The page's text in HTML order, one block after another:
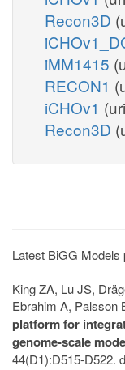
Recon3D
iMM1415
RECON1
iCHOv1
Recon3D
Latest BiGG Models
King ZA, Lu JS,
Ebrahim A, Palsson
platform for
genome-scale
44(D1):D515-D522.